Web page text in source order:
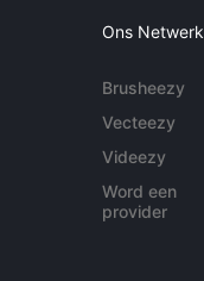
Ons Netwerk
Brusheezy
Vecteezy
Videezy
Word een
provider